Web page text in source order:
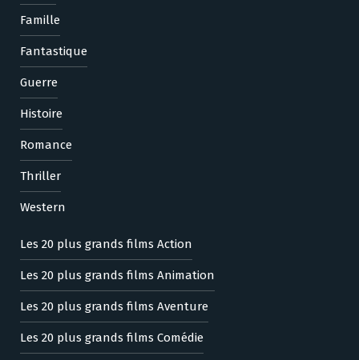
Famille
Fantastique
Guerre
Histoire
Romance
Thriller
Western
Les 20 plus grands films Action
Les 20 plus grands films Animation
Les 20 plus grands films Aventure
Les 20 plus grands films Comédie